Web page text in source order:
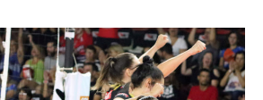
Bauru
na
semifinal
da